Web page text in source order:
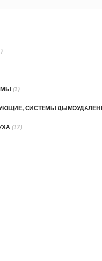
(1)
СИСТЕМЫ
(17)